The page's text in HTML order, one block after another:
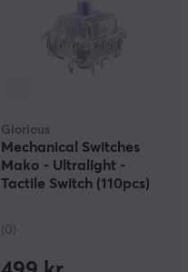
Glorious
Mechanical Switches
Mako - Ultralight -
Tactile Switch (110pcs)
(0)